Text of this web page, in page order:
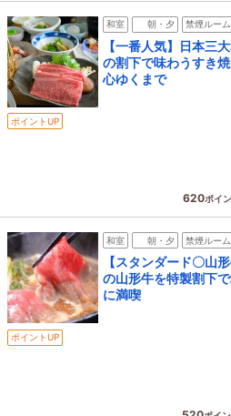
和室 朝・夕 禁煙ルーム
【一番人気】日本三
の割下で味わうすき
心ゆくまで
ポイントUP
620ポイ
和室 朝・夕 禁煙ルーム
【スタンダード〇山
の山形牛を特製割下
に満喫
ポイントUP